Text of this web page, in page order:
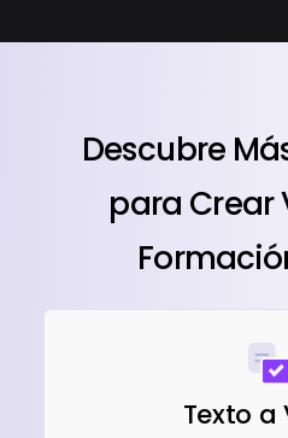
Descubre
para Crear
Texto a